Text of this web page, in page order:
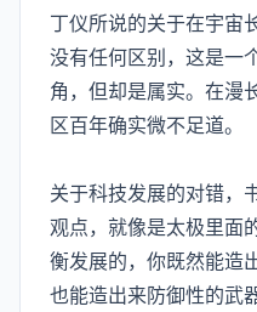
丁仪所说的关于在宇宙
没有任何区别，这是一
角，但却是属实。在漫
区百年确实微不足道。
关于科技发展的对错，
观点，就像是太极里面
衡发展的，你既然能造
也能造出来防御性的武